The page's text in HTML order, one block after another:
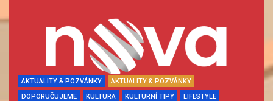
AKTUALITY & POZVÁNKY
AKTUALITY & POZVÁNKY
DOPORUČUJEME
KULTURA KULTURNÍ TIPY LIFESTYLE